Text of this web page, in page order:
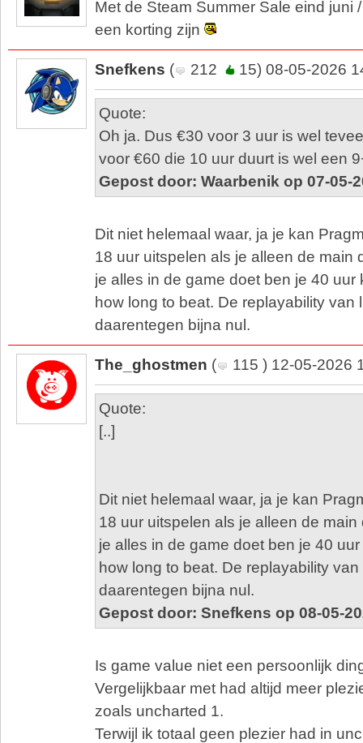
Met de Steam Summer Sale eind juni
een korting zijn
Snefkens ( 212 15) 08-05-2026
Quote:
Oh ja. Dus €30 voor 3 uur is wel
voor €60 die 10 uur duurt is wel een
Gepost door: Waarbenik op 07-05-
Dit niet helemaal waar, ja je kan
18 uur uitspelen als je alleen de main
je alles in de game doet ben je 40 uur
how long to beat. De replayability van
daarentegen bijna nul.
The_ghostmen ( 115 ) 12-05-2026
Quote:
[..]
Dit niet helemaal waar, ja je kan
18 uur uitspelen als je alleen de
je alles in de game doet ben je 40
how long to beat. De replayability
daarentegen bijna nul.
Gepost door: Snefkens op 08-05-
Is game value niet een persoonlijk
Vergelijkbaar met had altijd meer
zoals uncharted 1.
Terwijl ik totaal geen plezier had in